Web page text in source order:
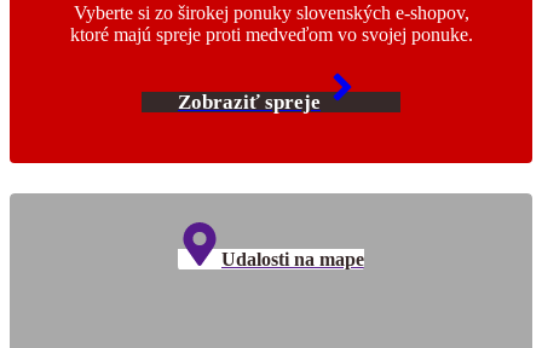
Vyberte si zo širokej ponuky slovenských e-shopov,
ktoré majú spreje proti medveďom vo svojej ponuke.
Zobraziť spreje
Udalosti na mape